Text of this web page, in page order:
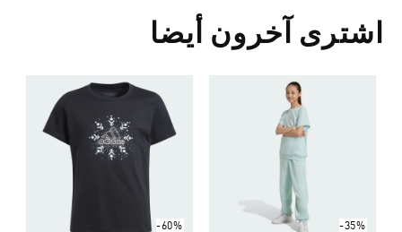
اشترى آخرون أيضا
-35%
-60%
Price Reduced From